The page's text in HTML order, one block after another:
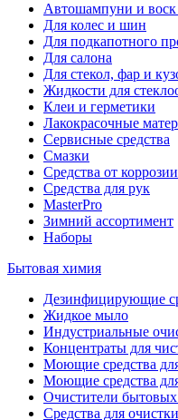
Автошампуни и
Для колес и шин
Для подкапотного
Для салона
Для стекол, фар и
Жидкости для
Клеи и герметики
Лакокрасочные
Сервисные средства
Смазки
Средства от коррозии
Средства для рук
MasterPro
Зимний ассортимент
Наборы
Бытовая химия
Дезинфицирующие
Жидкое мыло
Индустриальные
Концентраты для
Моющие средства
Моющие средства
Очистители бытовых
Средства для